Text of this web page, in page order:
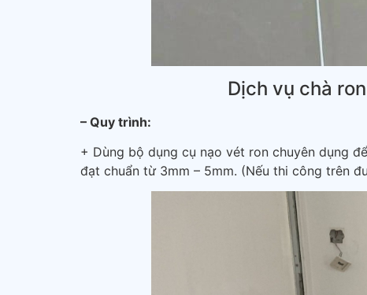
Dịch vụ chà
– Quy trình:
+ Dùng bộ dụng cụ nạo vét ron chuyên dụng
đạt chuẩn từ 3mm – 5mm. (Nếu thi công trên